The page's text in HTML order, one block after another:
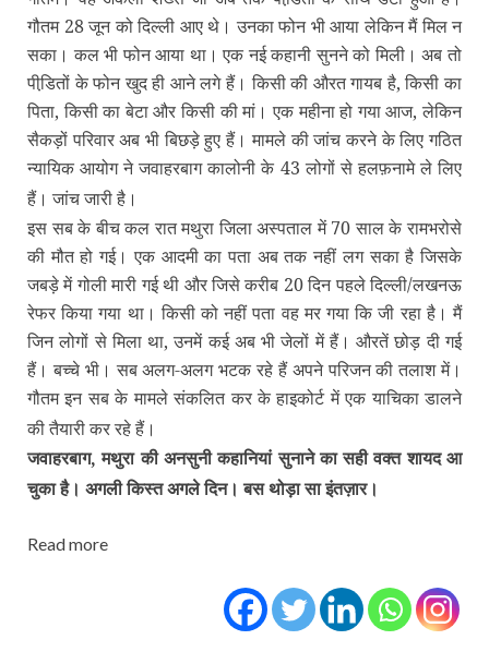
गौतम 28 जून को दिल्‍ली आए थे। उनका फोन भी आया लेकिन मैं मिल न
सका। कल भी फोन आया था। एक नई कहानी सुनने को मिली। अब तो
पीडि़तों के फोन खुद ही आने लगे हैं। किसी की औरत गायब है, किसी का
पिता, किसी का बेटा और किसी की मां। एक महीना हो गया आज, लेकिन
सैकड़ों परिवार अब भी बिछड़े हुए हैं। मामले की जांच करने के लिए गठित
न्‍यायिक आयोग ने जवाहरबाग कालोनी के 43 लोगों से हलफ़नामे ले लिए
हैं। जांच जारी है।
इस सब के बीच कल रात मथुरा जिला अस्‍पताल में 70 साल के रामभरोसे
की मौत हो गई। एक आदमी का पता अब तक नहीं लग सका है जिसके
जबड़े में गोली मारी गई थी और जिसे करीब 20 दिन पहले दिल्‍ली/लखनऊ
रेफर किया गया था। किसी को नहीं पता वह मर गया कि जी रहा है। मैं
जिन लोगों से मिला था, उनमें कई अब भी जेलों में हैं। औरतें छोड़ दी गई
हैं। बच्‍चे भी। सब अलग-अलग भटक रहे हैं अपने परिजन की तलाश में।
गौतम इन सब के मामले संकलित कर के हाइकोर्ट में एक याचिका डालने
की तैयारी कर रहे हैं।
जवाहरबाग, मथुरा की अनसुनी कहानियां सुनाने का सही वक्‍त शायद आ
चुका है। अगली किस्‍त अगले दिन। बस थोड़ा सा इंतज़ार।
Read more